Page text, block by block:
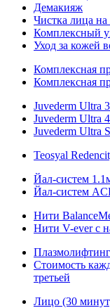
Демакияж
Чистка лица
Комплексный
Уход за кожей
Комплексная
Комплексная
Juvederm Ultra
Juvederm Ultra
Juvederm Ultra
Teosyal
Йал-систем
Йал-систем
Нити
Нити V-ever с
Стоимость
третьей
Лицо (30